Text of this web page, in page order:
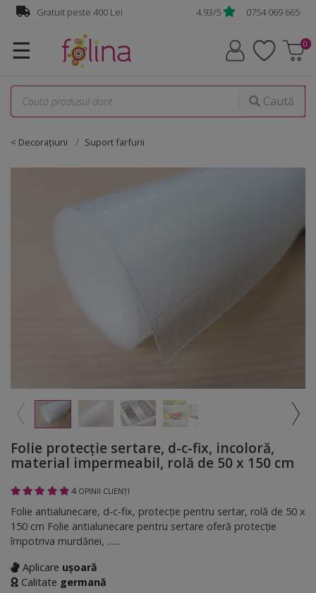
Gratuit peste 400 Lei 4.93/5 0754 069 665
☰
Caută
< Decorațiuni Suport farfurii
Folie protecţie sertare, d-c-fix, incoloră,
material impermeabil, rolă de 50 x 150 cm
4 OPINII CLIENȚI
Folie antialunecare, d-c-fix, protecţie pentru sertar, rolă de 50 x
150 cm Folie antialunecare pentru sertare oferă protecție
împotriva murdăriei, ......
Aplicare ușoară
Calitate germană